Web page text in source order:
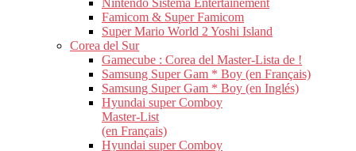
Nintendo Sistema Entertainement
Famicom & Super Famicom
Super Mario World 2 Yoshi Island
Corea del Sur
Gamecube : Corea del Master-Lista de !
Samsung Super Gam * Boy (en Français)
Samsung Super Gam * Boy (en Inglés)
Hyundai super Comboy
Master-List
(en Français)
Hyundai super Comboy